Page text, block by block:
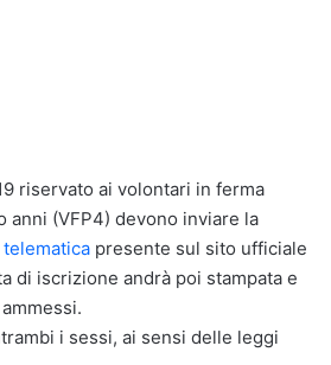
riservato ai volontari in ferma
anni (VFP4) devono inviare la
presente sul sito ufficiale
di iscrizione andrà poi stampata e
i sessi, ai sensi delle leggi